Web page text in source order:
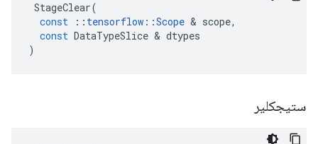
StageClear(
const
:: tensorflow ::Scope & scope,
const DataTypeSlice & dtypes
)
ستيجكلير